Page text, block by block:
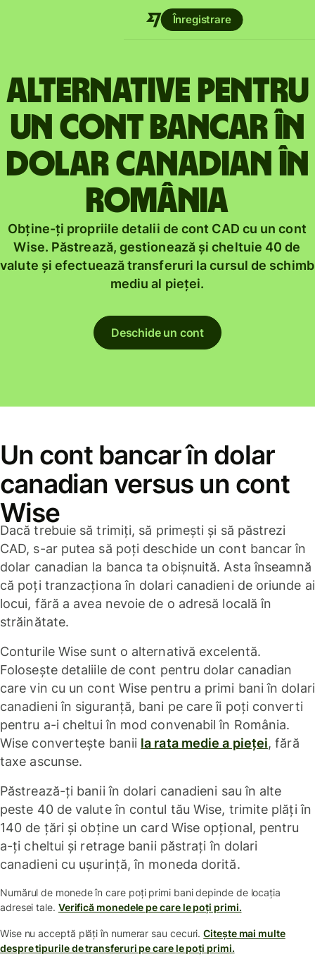
Înregistrare
Alternative pentru
un cont bancar în
dolar canadian în
România
Obține-ți propriile detalii de cont CAD cu un cont
Wise. Păstrează, gestionează și cheltuie 40 de
valute și efectuează transferuri la cursul de schimb
mediu al pieței.
Deschide un cont
Un cont bancar în dolar
canadian versus un cont
Wise
Dacă trebuie să trimiți, să primești și să păstrezi
CAD, s-ar putea să poți deschide un cont bancar în
dolar canadian la banca ta obișnuită. Asta înseamnă
că poți tranzacționa în dolari canadieni de oriunde ai
locui, fără a avea nevoie de o adresă locală în
străinătate.
Conturile Wise sunt o alternativă excelentă.
Folosește detaliile de cont pentru dolar canadian
care vin cu un cont Wise pentru a primi bani în dolari
canadieni în siguranță, bani pe care îi poți converti
pentru a-i cheltui în mod convenabil în România.
Wise convertește banii la rata medie a pieței, fără
taxe ascunse.
Păstrează-ți banii în dolari canadieni sau în alte
peste 40 de valute în contul tău Wise, trimite plăți în
140 de țări și obține un card Wise opțional, pentru
a-ți cheltui și retrage banii păstrați în dolari
canadieni cu ușurință, în moneda dorită.
Numărul de monede în care poți primi bani depinde de locația
adresei tale. Verifică monedele pe care le poți primi.
Wise nu acceptă plăți în numerar sau cecuri.Citește mai multe
despre tipurile de transferuri pe care le poți primi.